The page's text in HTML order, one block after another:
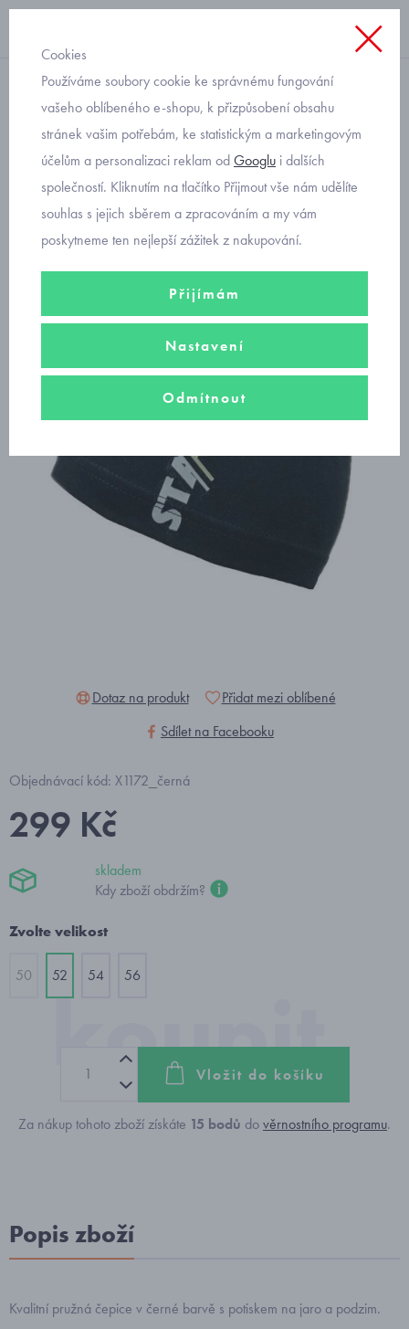
bavlněné
černá čepice dětská
bavlněná Jamiks Maskat
Dotaz na produkt
Přidat mezi oblíbené
Sdílet na Facebooku
Objednávací kód: X1172_černá
299 Kč
skladem
Kdy zboží obdržím?
Zvolte velikost
50 52 54 56
Vložit do košíku
Za nákup tohoto zboží získáte 15 bodů dověrnostního programu.
Popis zboží
Kvalitní pružná čepice v černé barvě s potiskem na jaro a podzim.
Cookies
Používáme soubory cookie ke správnému fungování
vašeho oblíbeného e-shopu, k přizpůsobení obsahu
stránek vašim potřebám, ke statistickým a marketingovým
účelům a personalizaci reklam odGooglu i dalších
společností. Kliknutím na tlačítko Přijmout vše nám udělíte
souhlas s jejich sběrem a zpracováním a my vám
poskytneme ten nejlepší zážitek z nakupování.
Přijímám
Nastavení
Odmítnout